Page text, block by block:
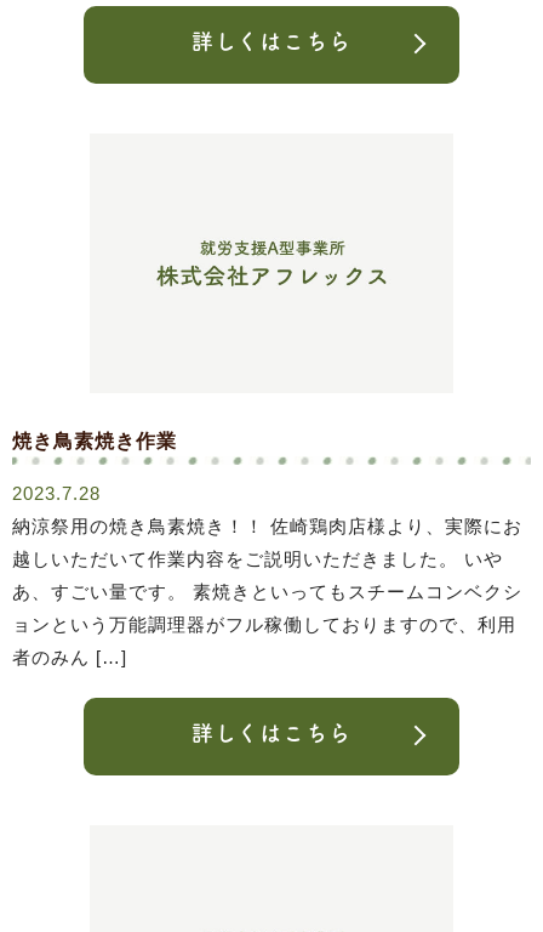
詳しくはこちら
焼き鳥素焼き作業
2023.7.28
納涼祭用の焼き鳥素焼き！！ 佐崎鶏肉店様より、実際にお
越しいただいて作業内容をご説明いただきました。 いや
あ、すごい量です。 素焼きといってもスチームコンベクシ
ョンという万能調理器がフル稼働しておりますので、利用
者のみん […]
詳しくはこちら